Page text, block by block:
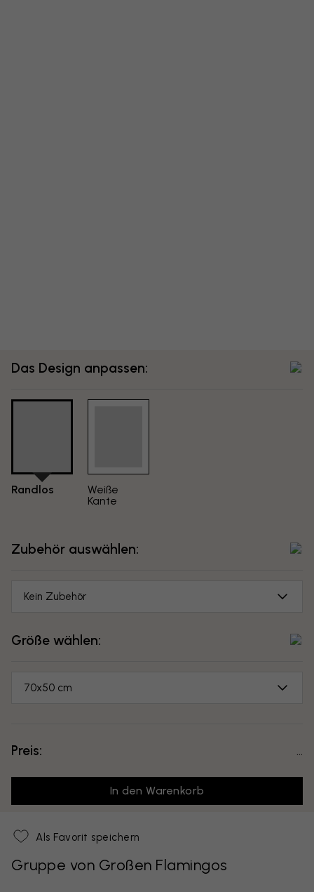
Das Design anpassen:
Randlos
Weiße
Kante
Zubehör auswählen:
Kein Zubehör
Größe wählen:
70x50 cm
Preis:
In den Warenkorb
Als Favorit speichern
Gruppe von Großen Flamingos